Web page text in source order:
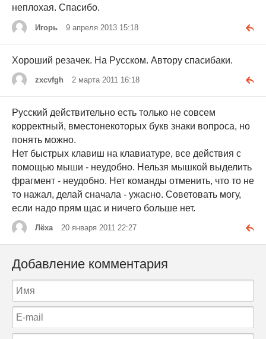
неплохая. Спасибо.
Игорь 9 апреля 2013 15:18
Хороший резачек. На Русском. Автору спасибаки.
zxcvfgh 2 марта 2011 16:18
Русский действительно есть только не совсем
корректный, вместонекоторых букв знаки вопроса, но
понять можно.
Нет быстрых клавиш на клавиатуре, все действия с
помощью мыши - неудобно. Нельзя мышкой выделить
фрагмент - неудобно. Нет команды отменить, что то не
то нажал, делай сначала - ужасно. Советовать могу,
если надо прям щас и ничего больше нет.
Лёха 20 января 2011 22:27
Добавление комментария